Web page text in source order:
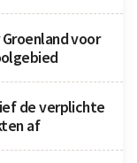
voor
de verplichte
af